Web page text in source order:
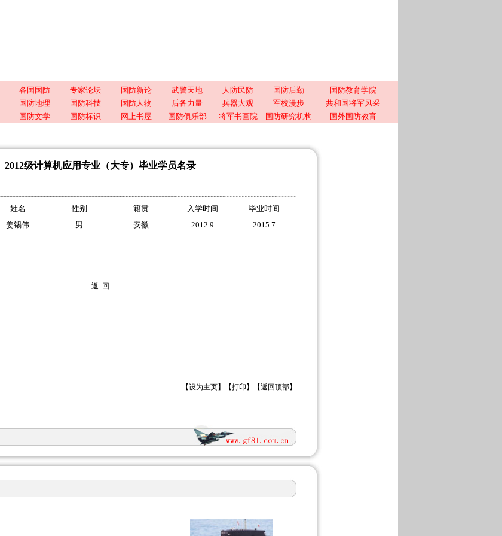
各国国防 专家论坛 国防新论 武警天地 人防民防 国防后勤
国防教育学院
国防地理 国防科技 国防人物 后备力量 兵器大观 军校漫步
共和国将军风采
国防文学 国防标识 网上书屋 国防俱乐部 将军书画院 国防研究机构 国外国防教育
2012级计算机应用专业（大专）毕业学员名录
姓名 性别 籍贯 入学时间
毕业时间
姜锡伟 男 安徽 2012.9 2015.7
返 回
【设为主页】【打印 】【返回顶部】